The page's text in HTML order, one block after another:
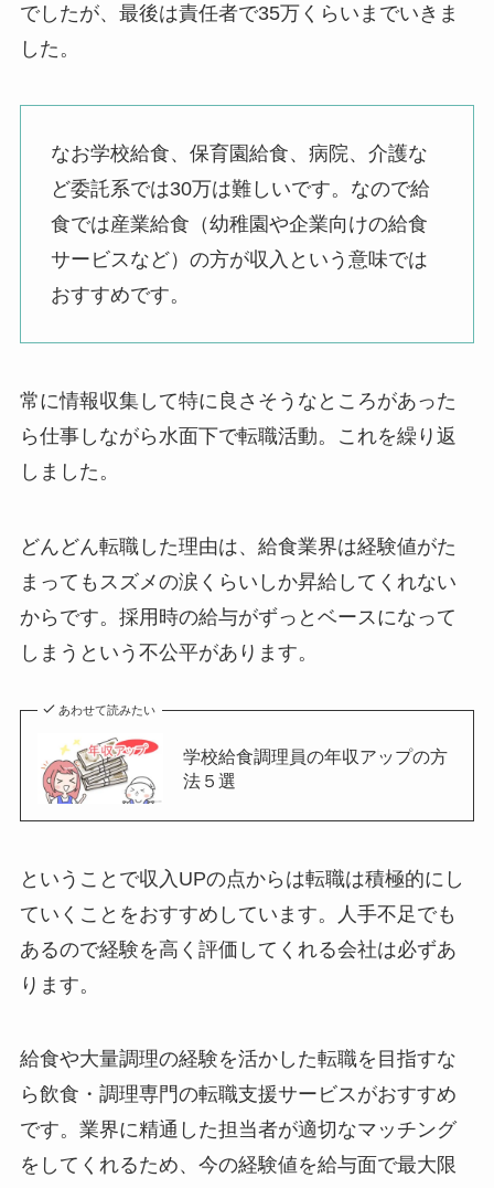
でしたが、最後は責任者で35万くらいまでいきま
した。
なお学校給食、保育園給食、病院、介護な
ど委託系では30万は難しいです。なので給
食では産業給食（幼稚園や企業向けの給食
サービスなど）の方が収入という意味では
おすすめです。
常に情報収集して特に良さそうなところがあった
ら仕事しながら水面下で転職活動。これを繰り返
しました。
どんどん転職した理由は、給食業界は経験値がた
まってもスズメの涙くらいしか昇給してくれない
からです。採用時の給与がずっとベースになって
しまうという不公平があります。
あわせて読みたい
学校給食調理員の年収アップの方
法５選
ということで収入UPの点からは転職は積極的にし
ていくことをおすすめしています。人手不足でも
あるので経験を高く評価してくれる会社は必ずあ
ります。
給食や大量調理の経験を活かした転職を目指すな
ら飲食・調理専門の転職支援サービスがおすすめ
です。業界に精通した担当者が適切なマッチング
をしてくれるため、今の経験値を給与面で最大限